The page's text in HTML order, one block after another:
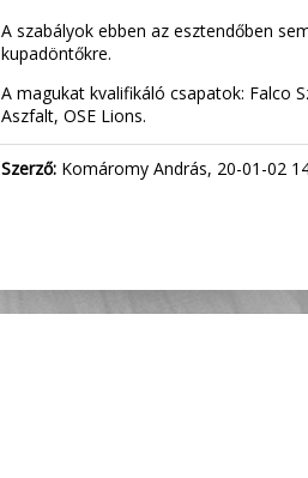
A szabályok ebben az esztendőben
kupadöntőkre.
A magukat kvalifikáló csapatok: Falco
Aszfalt, OSE Lions.
Szerző: Komáromy András, 20-01-02